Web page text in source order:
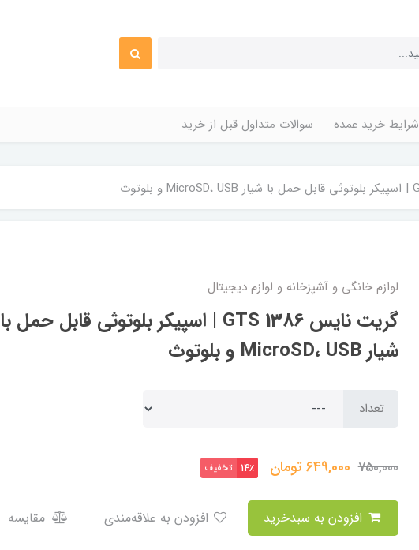
شرایط خرید عمده سوالات متداول قبل از خرید
لوازم خانگی و آشپزخانه و لوازم دیجیتال
گریت نایس GTS 1386 | اسپیکر بلوتوثی قابل حمل با
شیار MicroSD، USB و بلوتوث
تعداد
750,000
649,000تومان 14٪ تخفیف
مقایسه